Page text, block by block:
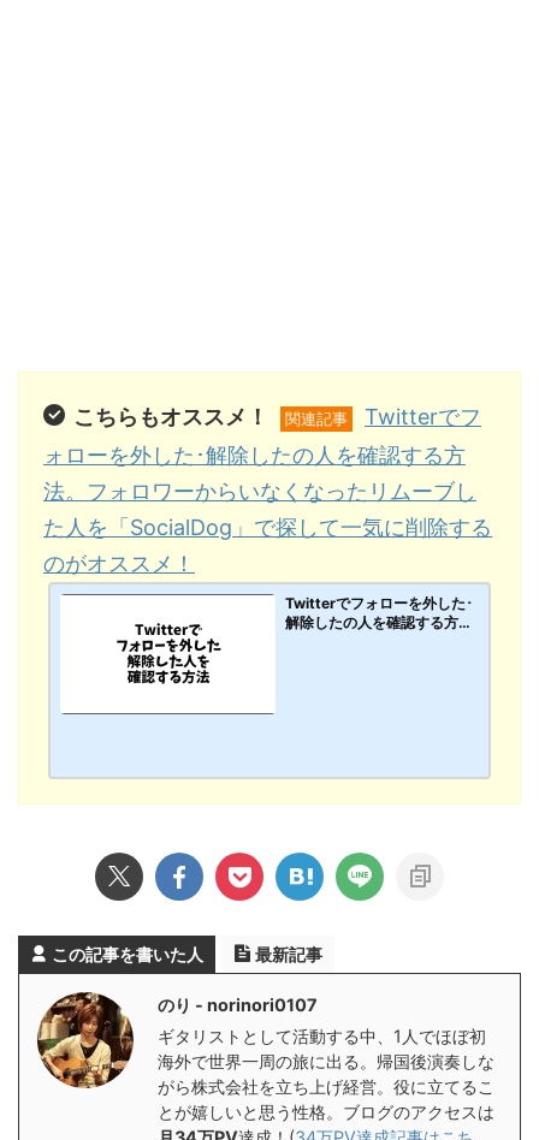
こちらもオススメ！ 関連記事
Twitterでフ
ォローを外した･解除したの人を確認する方
法。フォロワーからいなくなったリムーブし
た人を「SocialDog」で探して一気に削除する
のがオススメ！
Twitterでフォローを外した･
解除したの人を確認する方
この記事を書いた人 最新記事
のり - norinori0107
ギタリストとして活動する中、1人でほぼ初
海外で世界一周の旅に出る。帰国後演奏しな
がら株式会社を立ち上げ経営。役に立てるこ
とが嬉しいと思う性格。ブログのアクセスは